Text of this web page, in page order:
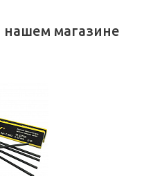
нашем магазине